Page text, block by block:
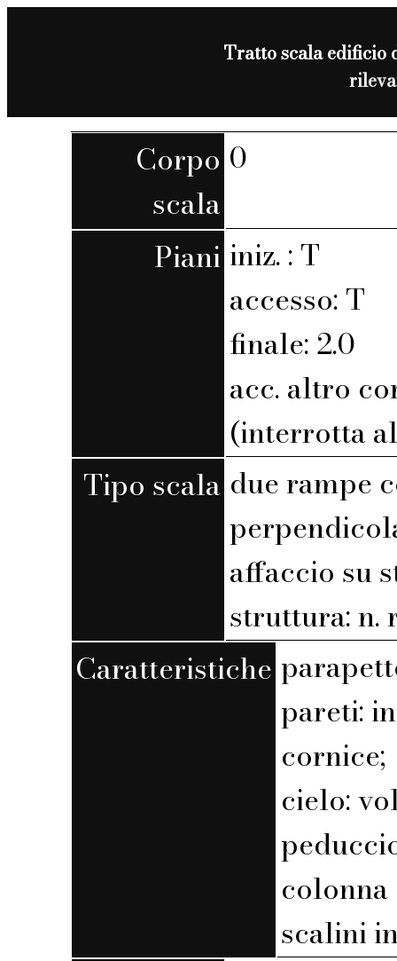
Tratto scala edificio
Corpo
scala
0
Piani iniz. : T
accesso: T
finale: 2.0
acc. altro
(interrotta
Tipo scala due rampe
affaccio su
struttura: n.
Caratteristiche
pareti:
cornice;
cielo:
colonna
scalini